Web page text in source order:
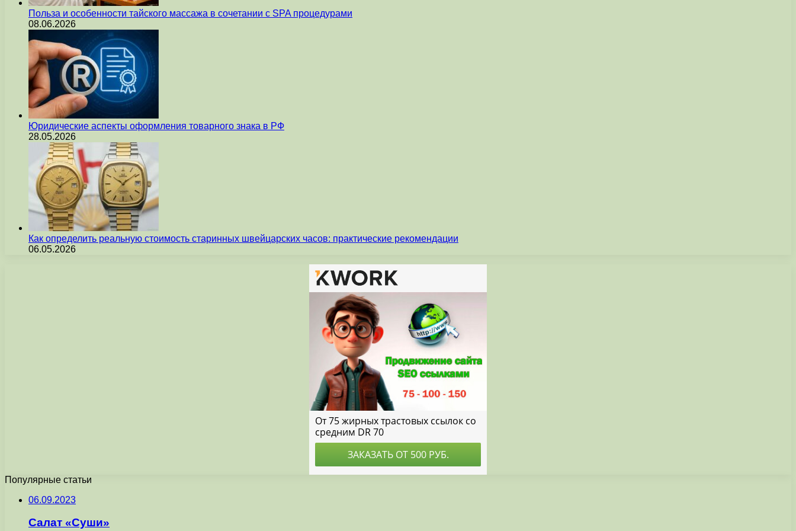
Польза и особенности тайского массажа в сочетании с SPA процедурами
08.06.2026
Юридические аспекты оформления товарного знака в РФ
28.05.2026
Как определить реальную стоимость старинных швейцарских часов: практические рекомендации
06.05.2026
Популярные статьи
06.09.2023
Салат «Суши»